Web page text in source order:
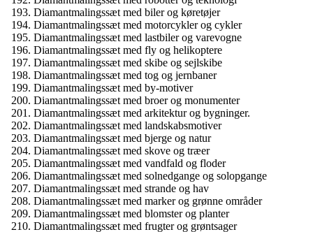
Diamantmalingssæt med biler og køretøjer
Diamantmalingssæt med motorcykler og cykler
Diamantmalingssæt med lastbiler og varevogne
Diamantmalingssæt med fly og helikoptere
Diamantmalingssæt med skibe og sejlskibe
Diamantmalingssæt med tog og jernbaner
Diamantmalingssæt med by-motiver
Diamantmalingssæt med broer og monumenter
Diamantmalingssæt med arkitektur og bygninger.
Diamantmalingssæt med landskabsmotiver
Diamantmalingssæt med bjerge og natur
Diamantmalingssæt med skove og træer
Diamantmalingssæt med vandfald og floder
Diamantmalingssæt med solnedgange og solopgange
Diamantmalingssæt med strande og hav
Diamantmalingssæt med marker og grønne områder
Diamantmalingssæt med blomster og planter
Diamantmalingssæt med frugter og grøntsager